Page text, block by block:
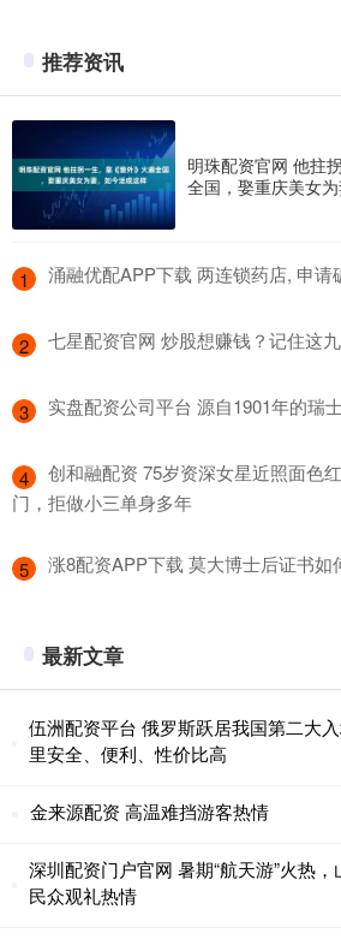
推荐资讯
明珠配资官网 他拄
全国，娶重庆美女
1 涌融优配APP下载 两连锁药店, 申请
2 七星配资官网 炒股想赚钱？记住这
3 实盘配资公司平台 源自1901年的瑞
4
创和融配资 75岁资深女星近照面色
门，拒做小三单身多年
5 涨8配资APP下载 莫大博士后证书如
最新文章
伍洲配资平台 俄罗斯跃居我国第二大
里安全、便利、性价比高
金来源配资 高温难挡游客热情
深圳配资门户官网 暑期“航天游”火热
民众观礼热情